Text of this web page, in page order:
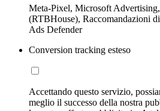
Meta-Pixel, Microsoft
(RTBHouse), Raccomandazioni
Ads Defender
Conversion tracking esteso
Accettando questo servizio,
meglio il successo della nostra